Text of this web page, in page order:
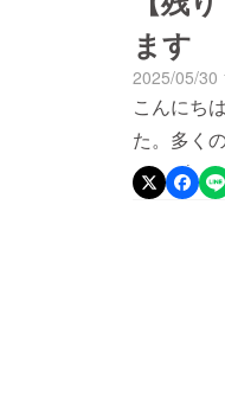
が皆様
てお急ぎ
でござい
ます
2025/05/30
こんにち
た。多く
オーダー
皆様のお
きの点